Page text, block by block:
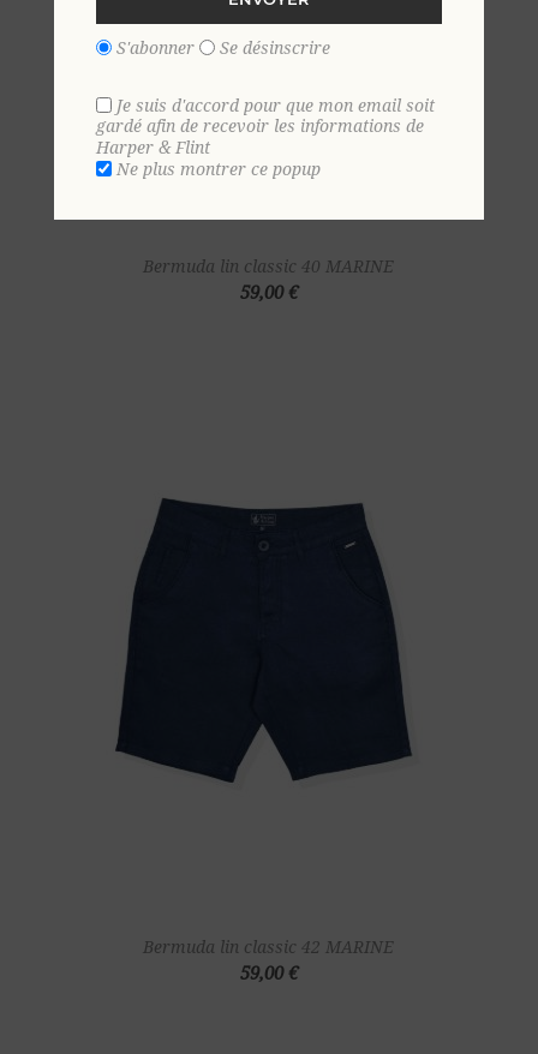
Bermuda lin classic 40 MARINE
59,00 €
Bermuda lin classic 42 MARINE
59,00 €
S'abonner Se désinscrire
Je suis d'accord pour que mon email soit
gardé afin de recevoir les informations de
Harper & Flint
Ne plus montrer ce popup